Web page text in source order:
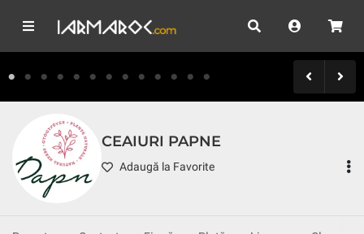
CEAIURI PAPNE
Adaugă la Favorite